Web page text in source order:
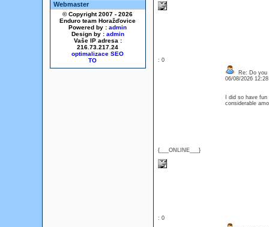
Webmaster
© Copyright 2007 - 2026
Enduro team Horažďovice
Powered by : admin
Design by : admin
Vaše IP adresa :
216.73.217.24
optimalizace SEO
: 0
{___ONLINE___}
Re: Do you
06/08/2026
I did so have
considerable
: 0